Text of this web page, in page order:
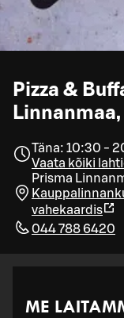
Pizza &
Linnanmaa,
Täna: 10:30 -
Vaata kõiki
Prisma
vahekaardis
044 788 6420
ME